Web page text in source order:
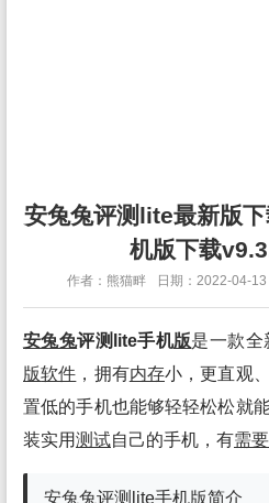
安兔兔评测lite最新版
机版下载
作者：熊猫畔 日期：2022-04-
安兔兔评测lite手机版是一款全
版软件 ，拥有内存小，更直观
置低的手机也能够轻轻松松就
装实用测试自己的手机，有需
安兔兔评测lite手机版简介